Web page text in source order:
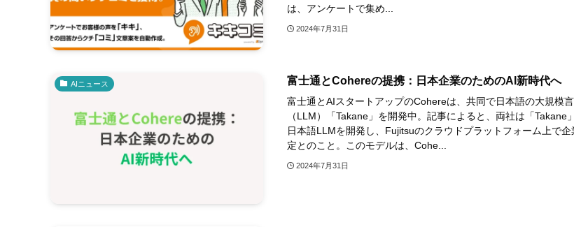
は、アンケートで集め...
2024年7月31日
AIニュース 富士通とCohereの提携：日本企業のためのAI新時代へ
富士通とAIスタートアップのCohereは、共同で日本語の大規模
（LLM）「Takane」を開発中。記事によると、両社は「Takane
日本語LLMを開発し、Fujitsuのクラウドプラットフォーム上で
定とのこと。このモデルは、Cohe...
2024年7月31日